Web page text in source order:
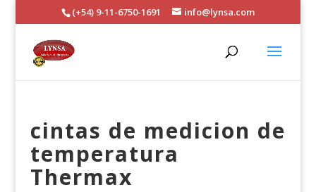
(+54) 9-11-6750-1691 info@lynsa.com
cintas de medicion de
temperatura
Thermax